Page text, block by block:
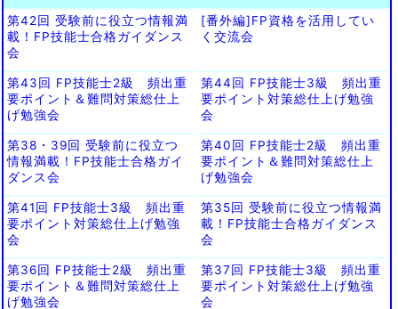
第42回 受験前に役立つ情報満
載！FP技能士合格ガイダンス
会
[番外編]FP資格を活用してい
く交流会
第43回 FP技能士2級 頻出重
要ポイント＆難問対策総仕上
げ勉強会
第44回 FP技能士3級 頻出重
要ポイント対策総仕上げ勉強
会
第38・39回 受験前に役立つ
情報満載！FP技能士合格ガイ
ダンス会
第40回 FP技能士2級 頻出重
要ポイント＆難問対策総仕上
げ勉強会
第41回 FP技能士3級 頻出重
要ポイント対策総仕上げ勉強
会
第35回 受験前に役立つ情報満
載！FP技能士合格ガイダンス
会
第36回 FP技能士2級 頻出重
要ポイント＆難問対策総仕上
げ勉強会
第37回 FP技能士3級 頻出重
要ポイント対策総仕上げ勉強
会